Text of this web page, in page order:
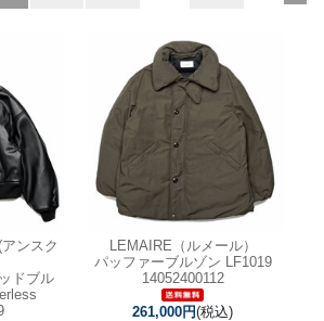
アンスク
ドブル
LEMAIRE（ルメール）
パッファーブルゾン LF1019
14052400112
261,000円(税込)